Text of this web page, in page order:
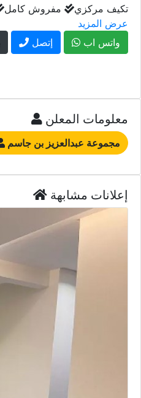
تكيف مركزي مفروش كامل
عرض المزيد
إتصل واتس اب
معلومات المعلن
مجموعة عبدالعزيز بن جاسم
إعلانات مشابهة